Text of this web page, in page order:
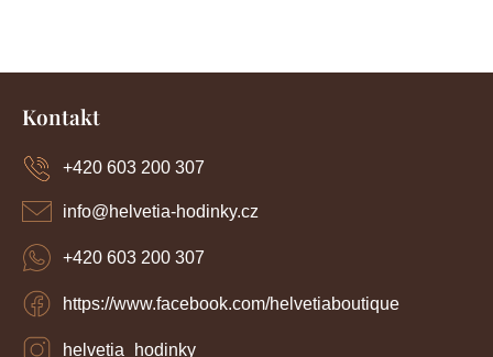
ý
k
n
Z
Kontakt
info@helvetia-hodinky.cz
+420 603 200 307
https://www.facebook.com/helvetiaboutique
helvetia_hodinky
+420 603 200 307